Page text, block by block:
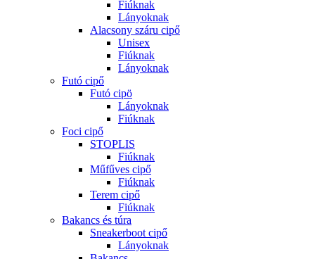
Fiúknak
Lányoknak
Alacsony száru cipő
Unisex
Fiúknak
Lányoknak
Futó cipő
Futó cipö
Lányoknak
Fiúknak
Foci cipő
STOPLIS
Fiúknak
Műfűves cipő
Fiúknak
Terem cipő
Fiúknak
Bakancs és túra
Sneakerboot cipő
Lányoknak